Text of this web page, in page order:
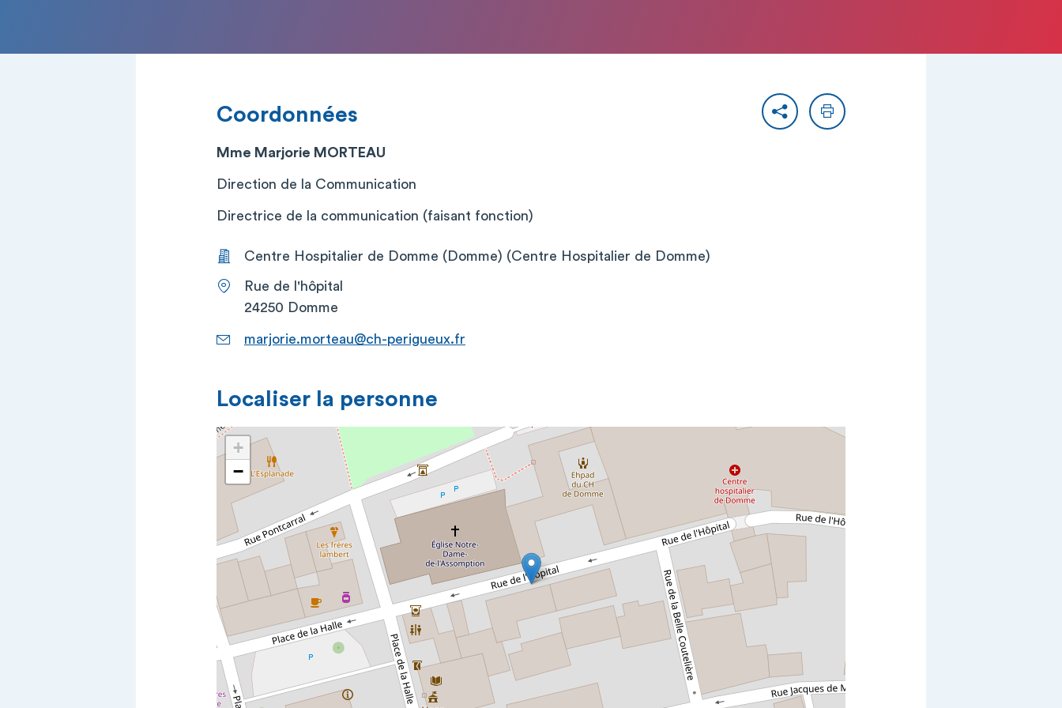
PartagerImprimer
Coordonnées
Mme Marjorie MORTEAU
Direction de la Communication
Directrice de la communication (faisant fonction)
Centre Hospitalier de Domme (Domme) (Centre Hospitalier de Domme)
Rue de l'hôpital
24250 Domme
marjorie.morteau@ch-perigueux.fr
Localiser la personne
+
−